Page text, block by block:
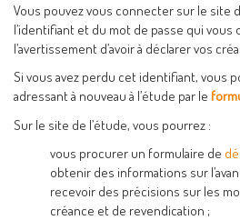
Vous pouvez vous connecter sur le site
l’identifiant et du mot de passe qui
l’avertissement d’avoir à déclarer vos
Si vous avez perdu cet identifiant, vous
adressant à nouveau à l’étude par le
Sur le site de l’étude, vous pourrez :
vous procurer un formulaire de
obtenir des informations sur
recevoir des précisions sur les
créance et de revendication ;